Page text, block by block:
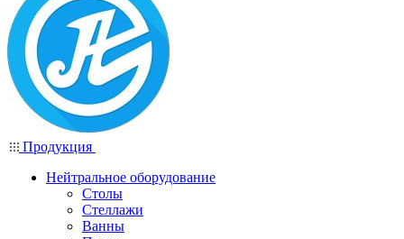
Продукция
Нейтральное оборудование
Столы
Стеллажи
Ванны